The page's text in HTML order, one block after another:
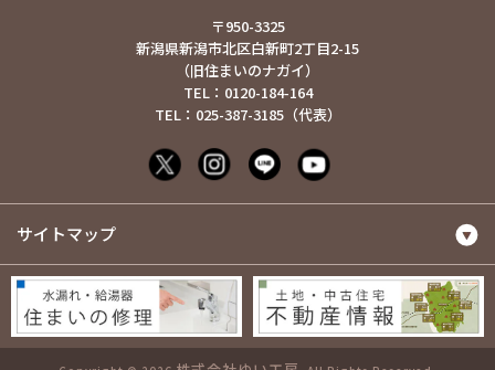
〒950-3325
新潟県新潟市北区白新町2丁目2-15
（旧住まいのナガイ）
TEL：0120-184-164
TEL：025-387-3185（代表）
サイトマップ